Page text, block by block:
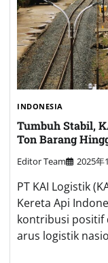
INDONESIA
Tumbuh Stabil,
Ton Barang
Editor Team 2025年
PT KAI Logistik
Kereta Api
kontribusi positif
arus logistik